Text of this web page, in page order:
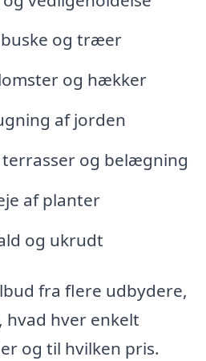
og træer
og hækker
af jorden
og belægning
af planter
og ukrudt
fra flere udbydere,
hvad hver enkelt
og til hvilken pris.